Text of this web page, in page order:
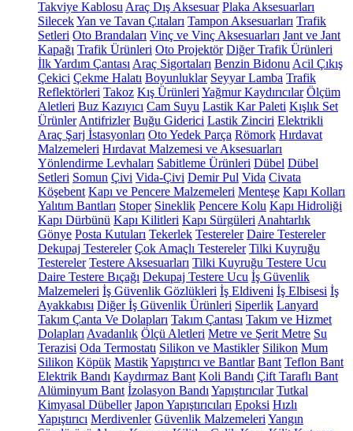
Takviye Kablosu Araç Dış Aksesuar Plaka Aksesuarları
SilecekYan ve Tavan Çıtaları Tampon Aksesuarları Trafik
Setleri Oto Brandaları Vinç ve Vinç Aksesuarları Jant ve Jant
Kapağı Trafik Ürünleri Oto Projektör Diğer Trafik Ürünleri
İlk Yardım Çantası Araç Sigortaları Benzin Bidonu Acil Çıkış
Çekici Çekme Halatı Boyunluklar Seyyar Lamba Trafik
Reflektörleri Takoz Kış Ürünleri Yağmur Kaydırıcılar Ölçüm
Aletleri Buz Kazıyıcı Cam Suyu Lastik Kar Paleti Kışlık Set
Ürünler Antifrizler Buğu Giderici Lastik Zinciri Elektrikli
Araç Şarj İstasyonları Oto Yedek Parça Römork Hırdavat
Malzemeleri Hırdavat Malzemesi ve Aksesuarları
Yönlendirme Levhaları Sabitleme Ürünleri Dübel Dübel
Setleri Somun Çivi Vida-Çivi Demir Pul Vida Civata
Köşebent Kapı ve Pencere Malzemeleri Menteşe Kapı Kolları
Yalıtım Bantları Stoper Sineklik Pencere Kolu Kapı Hidroliği
Kapı Dürbünü Kapı Kilitleri Kapı Sürgüleri Anahtarlık
Gönye Posta Kutuları Tekerlek Testereler Daire Testereler
Dekupaj Testereler Çok Amaçlı Testereler Tilki Kuyruğu
Testereler Testere Aksesuarları Tilki Kuyruğu Testere Ucu
Daire Testere Bıçağı Dekupaj Testere Ucu İş Güvenlik
Malzemeleri İş Güvenlik Gözlükleri İş Eldiveni İş Elbisesi İş
Ayakkabısı Diğer İş Güvenlik Ürünleri Siperlik Lanyard
Takım Çanta Ve Dolapları Takım Çantası Takım ve Hizmet
Dolapları Avadanlık Ölçü Aletleri Metre ve Şerit Metre Su
Terazisi Oda Termostatı Silikon ve Mastikler Silikon Mum
Silikon Köpük MastikYapıştırıcı ve Bantlar Bant Teflon Bant
Elektrik Bandı Kaydırmaz Bant Koli Bandı Çift Taraflı Bant
Alüminyum Bant İzolasyon Bandı Yapıştırıcılar Tutkal
Kimyasal Dübeller Japon Yapıştırıcıları Epoksi Hızlı
Yapıştırıcı Merdivenler Güvenlik Malzemeleri Yangın